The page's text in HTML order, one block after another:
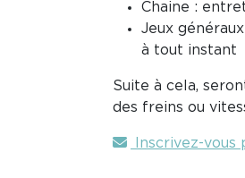
Chaine :
Jeux
à tout instant
Suite à cela,
des freins ou
Inscrivez-vous